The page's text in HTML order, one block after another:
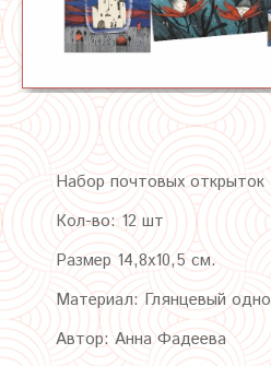
Набор почтовых открыток
Кол-во: 12 шт
Размер 14,8х10,5 см.
Материал: Глянцевый
Автор: Анна Фадеева